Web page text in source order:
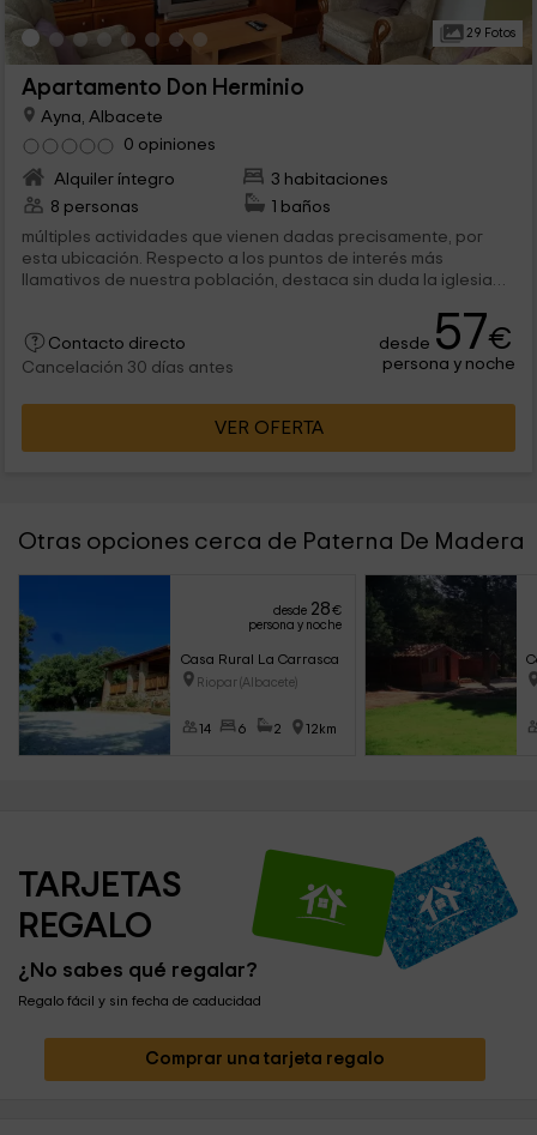
29 Fotos
Apartamento Don Herminio
Ayna, Albacete
0 opiniones
Alquiler íntegro
3 habitaciones
8 personas
1 baños
múltiples actividades que vienen dadas precisamente, por
esta ubicación. Respecto a los puntos de interés más
llamativos de nuestra población, destaca sin duda la iglesia
Contacto directo
Cancelación 30 días antes
desde 57€
persona y noche
VER OFERTA
Otras opciones cerca de Paterna De Madera
desde 28€
persona y noche
Casa Rural La Carrasca
Riopar (Albacete)
14 6 2 12km
TARJETAS
REGALO
¿No sabes qué regalar?
Regalo fácil y sin fecha de caducidad
Comprar una tarjeta regalo